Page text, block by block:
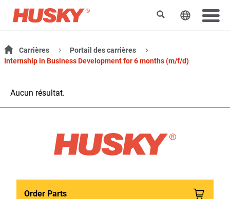
RechercherChanger
Carrières
Portail des carrières
Internship in Business Development for 6 months (m/f/d)
Aucun résultat.
Order Parts